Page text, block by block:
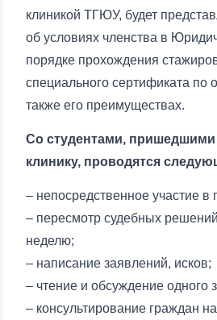
клиникой ТГЮУ, будет
об условиях членства в
порядке прохождения
специального сертификата по
также его преимуществах.
Со студентами,
клинику, проводятся
– непосредственное участие в
– пересмотр судебных
неделю;
– написание заявлений, исков;
– чтение и обсуждение одного
– консультирование граждан